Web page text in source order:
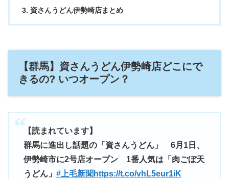
資さんうどん伊勢崎店まとめ
【群馬】資さんうどん伊勢崎店どこにで
きるの? いつオープン？
【読まれています】
群馬に進出し話題の「資さんうどん」 6月1日、
伊勢崎市に2号店オープン 1番人気は「肉ごぼ天
うどん」 #上毛新聞 https://t.co/vhL5eur1iK